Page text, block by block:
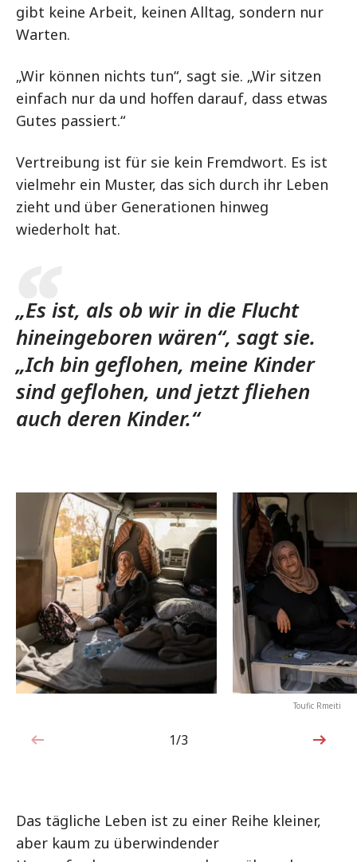
gibt keine Arbeit, keinen Alltag, sondern nur
Warten.
„Wir können nichts tun“, sagt sie. „Wir sitzen
einfach nur da und hoffen darauf, dass etwas
Gutes passiert.“
Vertreibung ist für sie kein Fremdwort. Es ist
vielmehr ein Muster, das sich durch ihr Leben
zieht und über Generationen hinweg
wiederholt hat.
„Es ist, als ob wir in die Flucht
hineingeboren wären“, sagt sie.
„Ich bin geflohen, meine Kinder
sind geflohen, und jetzt fliehen
auch deren Kinder.“
Toufic Rmeiti
1von3
1/3
Das tägliche Leben ist zu einer Reihe kleiner,
aber kaum zu überwindender